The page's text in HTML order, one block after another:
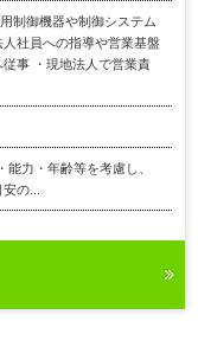
制御機器や制御システム
社員への指導や営業基盤
事 ・現地法人で営業責
力・年齢等を考慮し、
の...